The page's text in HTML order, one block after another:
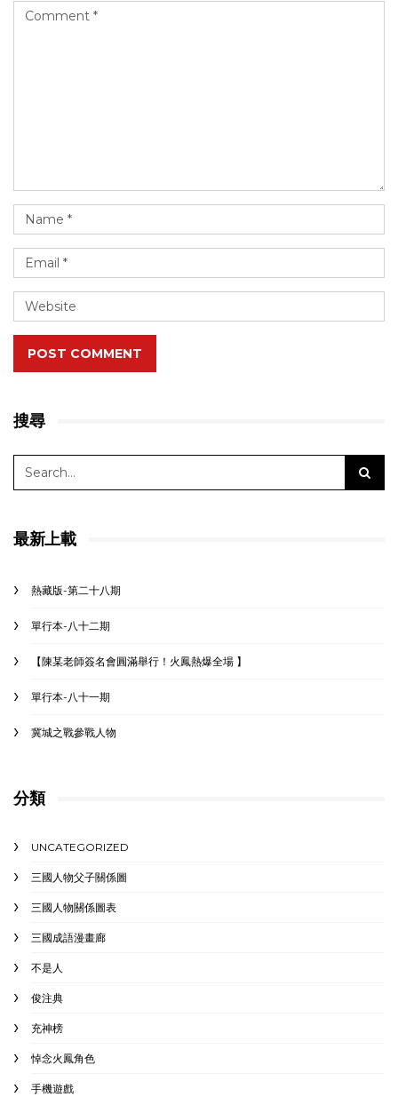
POST COMMENT
搜尋
最新上載
熱藏版-第二十八期
單行本-八十二期
【陳某老師簽名會圓滿舉行！火鳳熱爆全場 】
單行本-八十一期
冀城之戰參戰人物
分類
UNCATEGORIZED
三國人物父子關係圖
三國人物關係圖表
三國成語漫畫廊
不是人
俊注典
充神榜
悼念火鳳角色
手機遊戲